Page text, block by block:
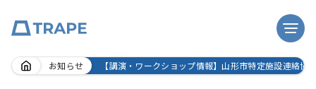
Skip
お知らせ 【講演・ワークショップ情報】⼭形市特定施設連絡